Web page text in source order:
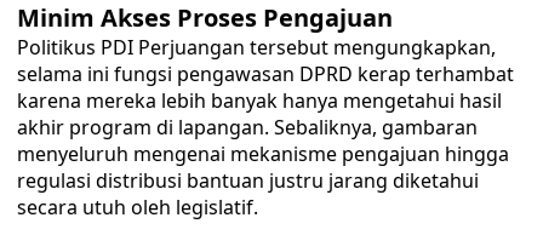
Minim Akses Proses Pengajuan
Politikus PDI Perjuangan tersebut mengungkapkan,
selama ini fungsi pengawasan DPRD kerap terhambat
karena mereka lebih banyak hanya mengetahui hasil
akhir program di lapangan. Sebaliknya, gambaran
menyeluruh mengenai mekanisme pengajuan hingga
regulasi distribusi bantuan justru jarang diketahui
secara utuh oleh legislatif.